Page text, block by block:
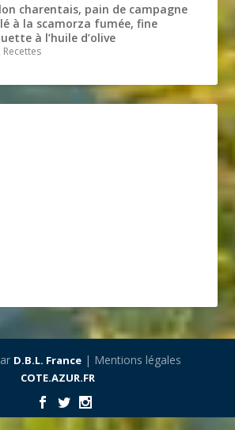
charentais, pain de campagne
à la scamorza fumée, fine
à l’huile d’olive
Recettes
D.B.L. France| Mentions légales
COTE.AZUR.FR